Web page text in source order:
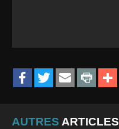
AUTRES ARTICLES